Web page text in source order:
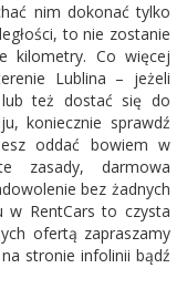
nim dokonać tylko
to nie zostanie
kilometry. Co więcej
Lublina – jeżeli
lub też dostać się do
koniecznie sprawdź
oddać bowiem w
zasady, darmowa
bez żadnych
w RentCars to czysta
ofertą zapraszamy
stronie infolinii bądź